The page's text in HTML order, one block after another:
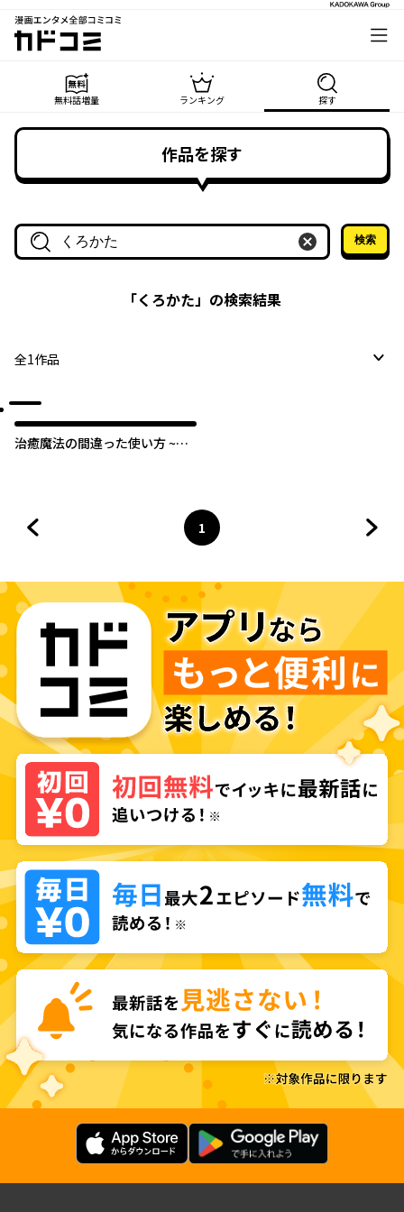
漫画エンタメ全部コミコミ
カドコミ
無料話増量 ランキング 探す
作品を探す
作品名・作家名で探す
検索
「くろかた」の検索結果
全1作品
治癒魔法の間違った使い方 ~戦
ページ
1
へ